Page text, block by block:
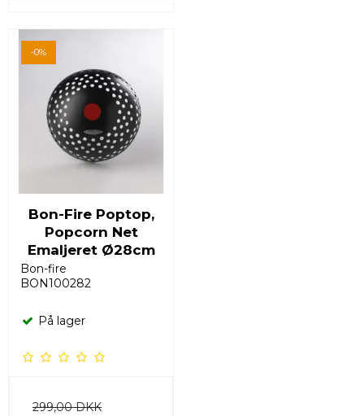
-0%
Bon-Fire Poptop,
Popcorn Net
Emaljeret Ø28cm
Bon-fire
BON100282
På lager
299,00 DKK